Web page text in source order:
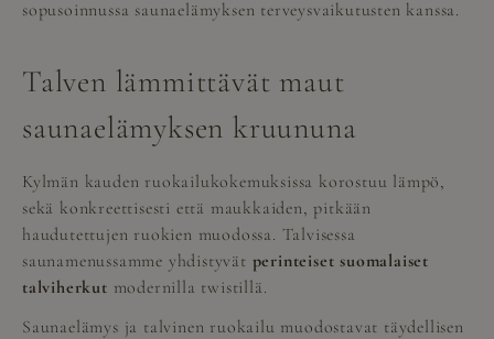
sopusoinnussa saunaelämyksen terveysvaikutusten kanssa.
Talven lämmittävät maut
saunaelämyksen kruununa
Kylmän kauden ruokailukokemuksissa korostuu lämpö,
sekä konkreettisesti että maukkaiden, pitkään
haudutettujen ruokien muodossa. Talvisessa
saunamenussamme yhdistyvät perinteiset suomalaiset
talviherkut modernilla twistillä.
Saunaelämys ja talvinen ruokailu muodostavat täydellisen